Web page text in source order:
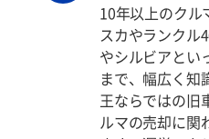
10年以上のクル
スカやランクル
やシルビアとい
まで、幅広く知
王ならではの旧
ルマの売却に関